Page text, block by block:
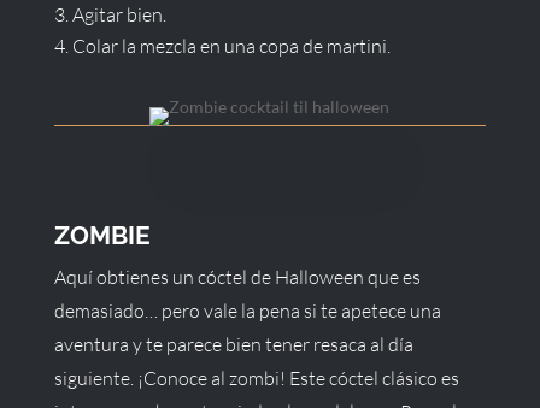
Agitar bien.
Colar la mezcla en una copa de martini.
ZOMBIE
Aquí obtienes un cóctel de Halloween que es
demasiado… pero vale la pena si te apetece una
aventura y te parece bien tener resaca al día
siguiente. ¡Conoce al zombi! Este cóctel clásico es